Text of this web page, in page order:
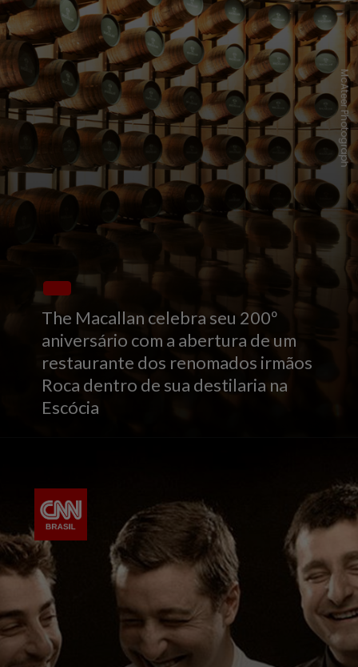
The Macallan celebra seu 200º
aniversário com a abertura de um
restaurante dos renomados irmãos
Roca dentro de sua destilaria na
Escócia
McAteer Photograph